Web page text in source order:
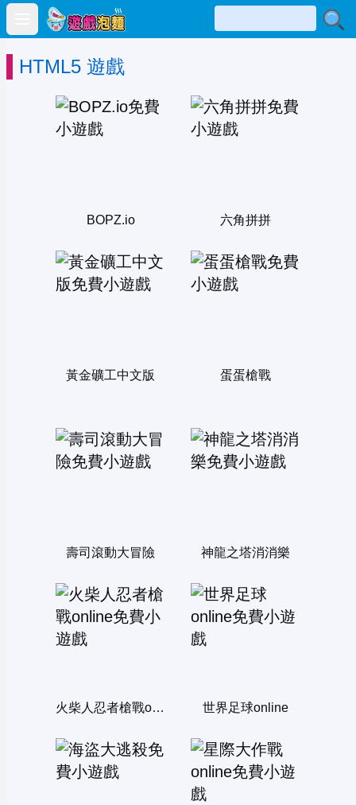
Open main menu
HTML5 遊戲
BOPZ.io 六角拼拼
黃金礦工中文版 蛋蛋槍戰
壽司滾動大冒險 神龍之塔消消樂
火柴人忍者槍戰online 世界足球online